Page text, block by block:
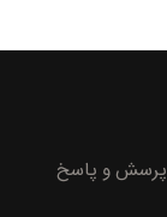
پرسش و پاسخ